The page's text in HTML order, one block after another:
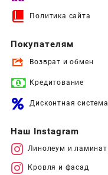
Политика сайта
Покупателям
Возврат и обмен
Кредитование
Дисконтная система
Наш Instagram
Линолеум и ламинат
Кровля и фасад